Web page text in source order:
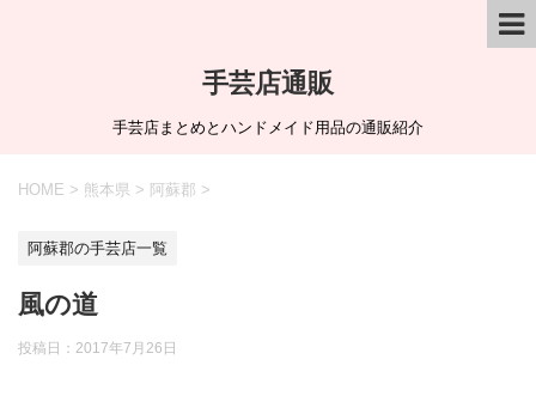
手芸店通販
手芸店まとめとハンドメイド用品の通販紹介
HOME > 熊本県 > 阿蘇郡 >
阿蘇郡の手芸店一覧
風の道
投稿日： 2017年7月26日